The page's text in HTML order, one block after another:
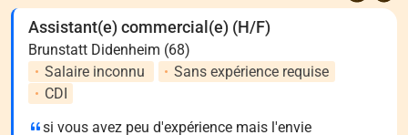
Assistant(e) commercial(e) (H/F)
Brunstatt Didenheim (68)
Salaire inconnu
Sans expérience requise
CDI
si vous avez peu d'expérience mais l'envie